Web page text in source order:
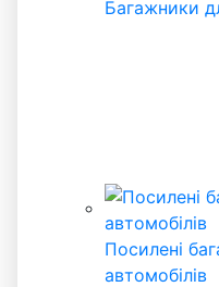
Багажники
Посилені
автомобілів